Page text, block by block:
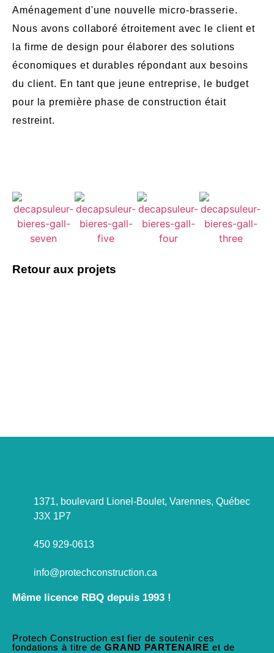
Aménagement d'une nouvelle micro-brasserie.
Nous avons collaboré étroitement avec le client et
la firme de design pour élaborer des solutions
économiques et durables répondant aux besoins
du client. En tant que jeune entreprise, le budget
pour la première phase de construction était
restreint.
Retour aux projets
1371, boulevard Lionel-Boulet, Varennes, Québec
J3X 1P7
450 929-0613
info@protechconstruction.ca
Même licence RBQ depuis 1993 !
Protech Construction est fier de soutenir ces
fondations à titre de GRAND PARTENAIRE et de